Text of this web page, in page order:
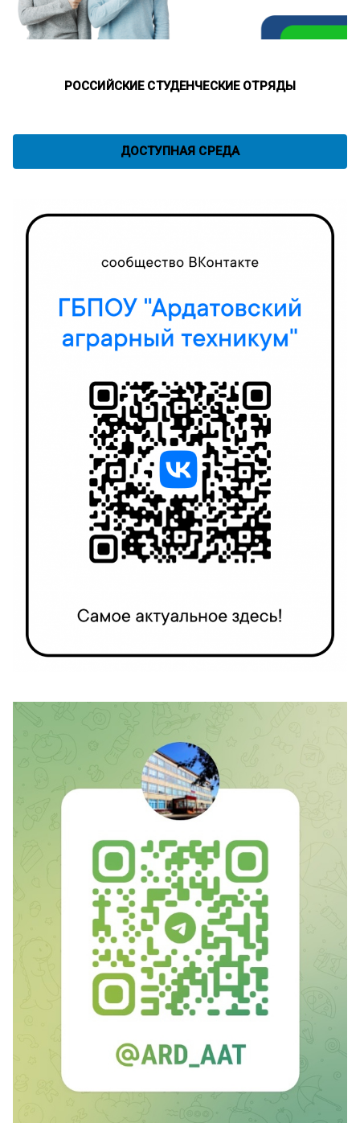
РОССИЙСКИЕ СТУДЕНЧЕСКИЕ ОТРЯДЫ
ДОСТУПНАЯ СРЕДА